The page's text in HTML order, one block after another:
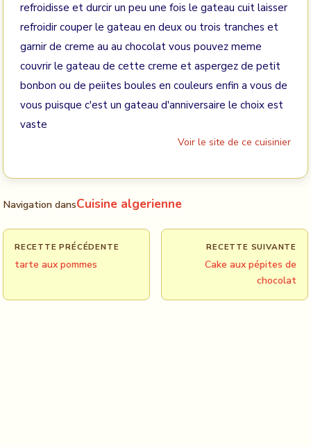
refroidisse et durcir un peu une fois le gateau cuit laisser
refroidir couper le gateau en deux ou trois tranches et
garnir de creme au au chocolat vous pouvez meme
couvrir le gateau de cette creme et aspergez de petit
bonbon ou de peiites boules en couleurs enfin a vous de
vous puisque c'est un gateau d'anniversaire le choix est
vaste
Voir le site de ce cuisinier
Navigation dansCuisine algerienne
RECETTE PRÉCÉDENTE
tarte aux pommes
RECETTE SUIVANTE
Cake aux pépites de
chocolat